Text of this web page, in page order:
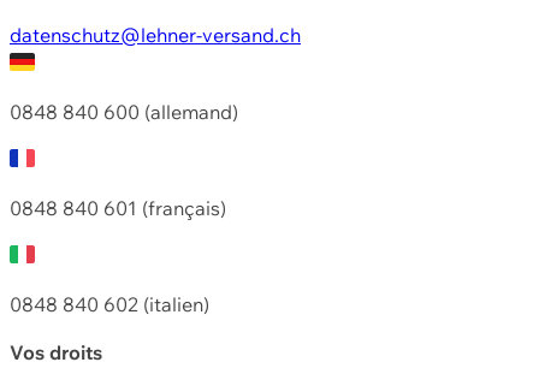
datenschutz@lehner-versand.ch
0848 840 600 (allemand)
0848 840 601 (français)
0848 840 602 (italien)
Vos droits